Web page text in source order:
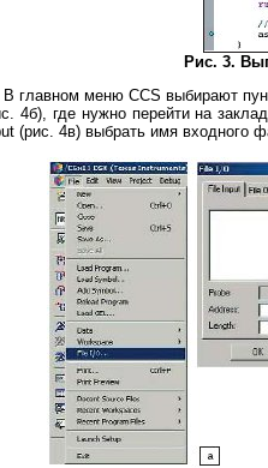
Рис. 3.
В главном меню CCS выбирают
4б), где нужно перейти на
(рис. 4в) выбрать имя входного